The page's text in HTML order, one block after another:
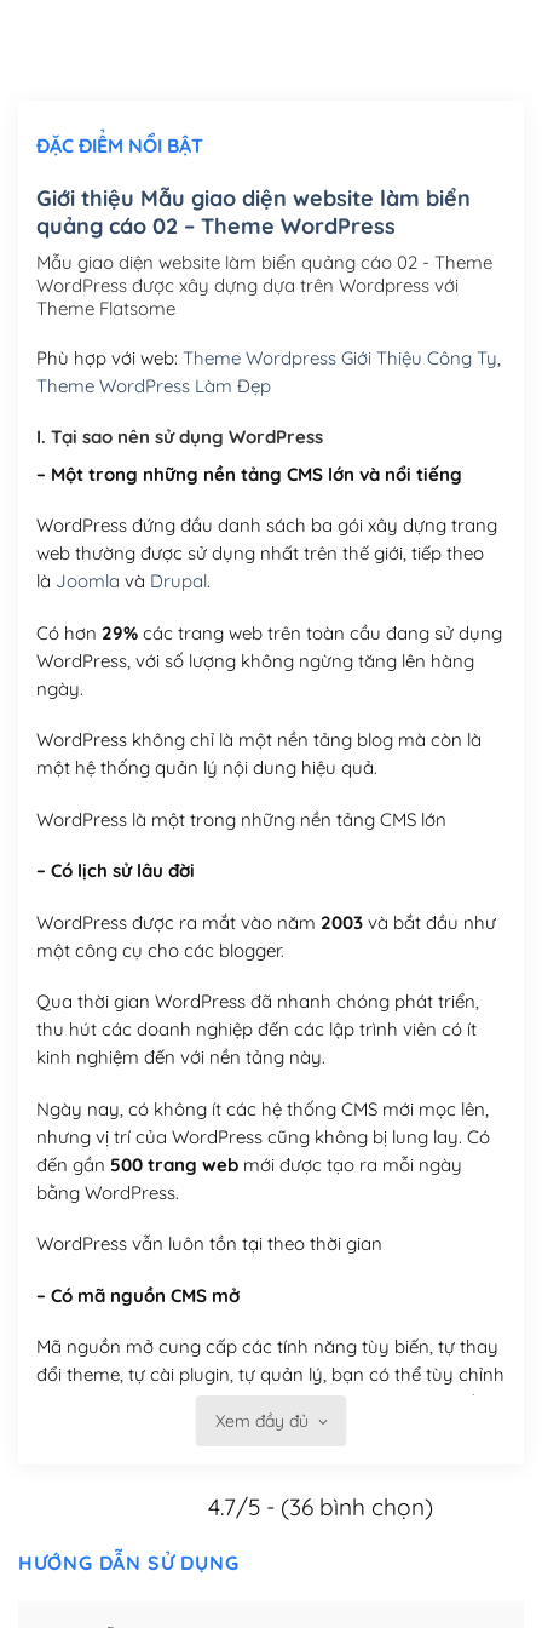
Mua thêm Host + Tên miền
Tên miền quốc tế .com .net .org (1 năm)
(+300,000₫)
Tên miền Việt Nam .vn (1 năm)(+550,000₫)
Hosting 2GB SSD (1 năm)(+450,000₫)
Hosting 5GB SSD (1 năm) (+650,000₫)
Hosting 8GB SSD (1 năm)
ĐẶC ĐIỂM NỔI BẬT
Giới thiệu Mẫu giao diện website làm biển
quảng cáo 02 – Theme WordPress
Mẫu giao diện website làm biển quảng cáo 02 - Theme
WordPress được xây dựng dựa trên Wordpress với
Theme Flatsome
Phù hợp với web: Theme Wordpress Giới Thiệu Công Ty,
Theme WordPress Làm Đẹp
I. Tại sao nên sử dụng WordPress
– Một trong những nền tảng CMS lớn và nổi tiếng
WordPress đứng đầu danh sách ba gói xây dựng trang
web thường được sử dụng nhất trên thế giới, tiếp theo
là Joomla và Drupal.
Có hơn 29%các trang web trên toàn cầu đang sử dụng
WordPress, với số lượng không ngừng tăng lên hàng
ngày.
WordPress không chỉ là một nền tảng blog mà còn là
một hệ thống quản lý nội dung hiệu quả.
WordPress là một trong những nền tảng CMS lớn
– Có lịch sử lâu đời
WordPress được ra mắt vào năm 2003và bắt đầu như
một công cụ cho các blogger.
Qua thời gian WordPress đã nhanh chóng phát triển,
thu hút các doanh nghiệp đến các lập trình viên có ít
kinh nghiệm đến với nền tảng này.
Ngày nay, có không ít các hệ thống CMS mới mọc lên,
nhưng vị trí của WordPress cũng không bị lung lay. Có
đến gần 500 trang webmới được tạo ra mỗi ngày
bằng WordPress.
WordPress vẫn luôn tồn tại theo thời gian
– Có mã nguồn CMS mở
Mã nguồn mở cung cấp các tính năng tùy biến, tự thay
đổi theme, tự cài plugin, tự quản lý, bạn có thể tùy chỉnh
nó theo ý bạn mà không phải sử dụng dịch vụ tại bất
Có thể tùy biến trên website WordPress
Xem đầy đủ
4.7/5 - (36 bình chọn)
HƯỚNG DẪN SỬ DỤNG